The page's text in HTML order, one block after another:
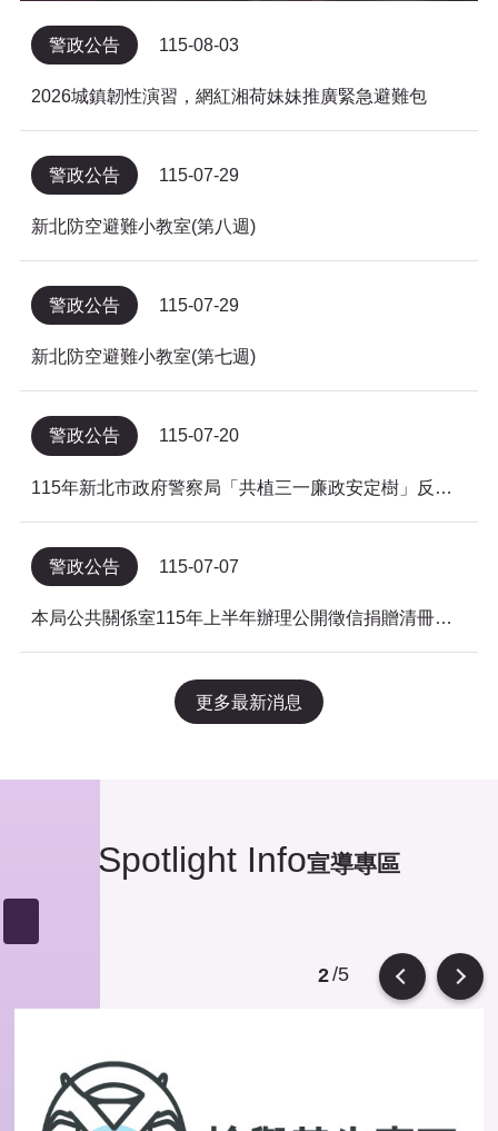
警政公告 115-08-03
2026城鎮韌性演習，網紅湘荷妹妹推廣緊急避難包
警政公告 115-07-29
新北防空避難小教室(第八週)
警政公告 115-07-29
新北防空避難小教室(第七週)
警政公告 115-07-20
115年新北市政府警察局「共植三一廉政安定樹」反貪倡廉有獎徵答得獎名單公告
警政公告 115-07-07
本局公共關係室115年上半年辦理公開徵信捐贈清冊及明細表，依公益勸募條例公告。
更多最新消息
Spotlight Info宣導專區
2/5